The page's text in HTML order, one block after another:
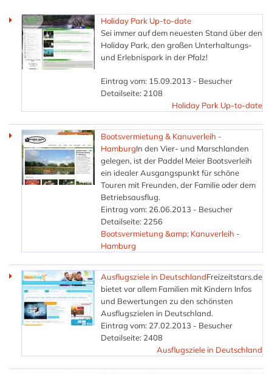
Holiday Park Up-to-date
Sei immer auf dem neuesten Stand über den
Holiday Park, den großen Unterhaltungs-
und Erlebnispark in der Pfalz!
Eintrag vom: 15.09.2013 - Besucher
Detailseite: 2108
Holiday Park Up-to-date
Bootsvermietung & Kanuverleih -
HamburgIn den Vier- und Marschlanden
gelegen, ist der Paddel Meier Bootsverleih
ein idealer Ausgangspunkt für schöne
Touren mit Freunden, der Familie oder dem
Betriebsausflug.
Eintrag vom: 26.06.2013 - Besucher
Detailseite: 2256
Bootsvermietung &amp; Kanuverleih -
Hamburg
Ausflugsziele in DeutschlandFreizeitstars.de
bietet vor allem Familien mit Kindern Infos
und Bewertungen zu den schönsten
Ausflugszielen in Deutschland.
Eintrag vom: 27.02.2013 - Besucher
Detailseite: 2408
Ausflugsziele in Deutschland